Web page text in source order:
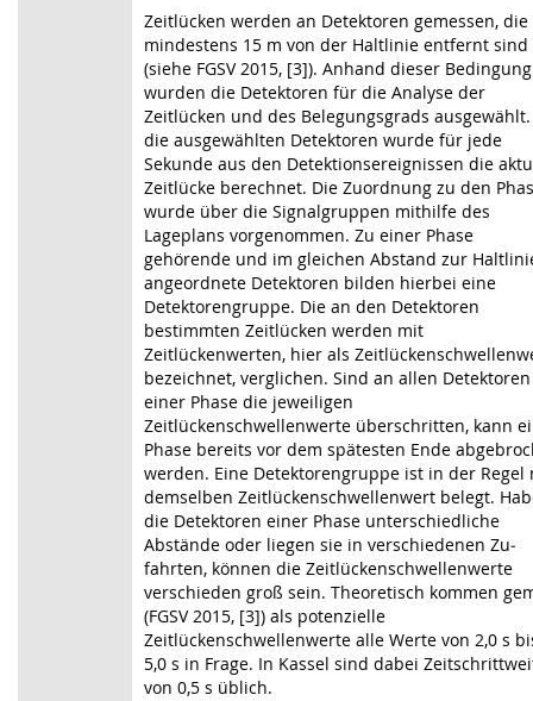
Zeitlücken werden an Detektoren gemessen, die
mindestens 15 m von der Haltlinie entfernt sind
(siehe FGSV 2015, [3]). Anhand dieser Bedingung
wurden die Detektoren für die Analyse der
Zeitlücken und des Belegungsgrads
die ausgewählten Detektoren wurde für jede
Sekunde aus den Detektionsereignissen die
Zeitlücke berechnet. Die Zuord­nung zu den
wurde über die Signalgruppen mithilfe des
Lageplans vorgenommen. Zu einer Phase
gehörende und im gleichen Abstand zur
angeordnete Detektoren bilden hierbei eine
Detektorengruppe. Die an den Detektoren
bestimmten Zeitlücken werden mit
Zeitlückenwerten, hier als
bezeichnet, verglichen. Sind an allen Detektoren
einer Phase die jeweiligen
Zeitlückenschwellenwerte überschritten, kann
Phase bereits vor dem spätesten Ende
werden. Eine Detektorengruppe ist in der Regel
demselben Zeitlückenschwellenwert belegt.
die Detektoren einer Phase unterschiedliche
Abstände oder liegen sie in verschiedenen Zu­
fahrten, können die Zeitlücken­schwellenwerte
verschieden groß sein. Theoretisch kommen
(FGSV 2015, [3]) als potenzielle
Zeitlückenschwellenwerte alle Werte von 2,0 s
5,0 s in Frage. In Kassel sind dabei
von 0,5 s üblich.